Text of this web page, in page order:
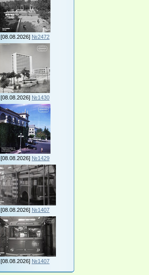
[08.08.2026] №2472
[08.08.2026] №1430
[08.08.2026] №1429
[08.08.2026] №1407
[08.08.2026] №1407